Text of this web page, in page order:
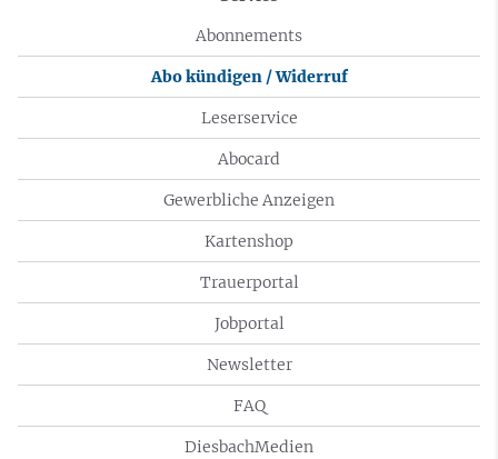
Abonnements
Abo kündigen / Widerruf
Leserservice
Abocard
Gewerbliche Anzeigen
Kartenshop
Trauerportal
Jobportal
Newsletter
FAQ
DiesbachMedien